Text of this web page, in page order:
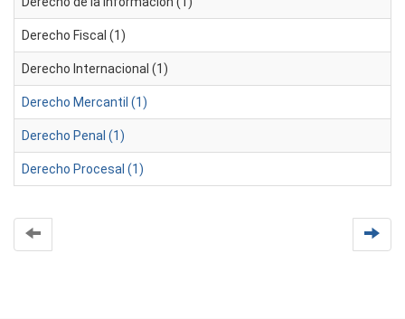
Derecho Fiscal (1)
Derecho Internacional (1)
Derecho Mercantil (1)
Derecho Penal (1)
Derecho Procesal (1)